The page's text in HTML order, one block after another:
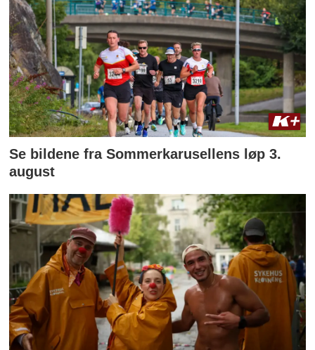
Se bildene fra Sommerkarusellens løp 3.
august